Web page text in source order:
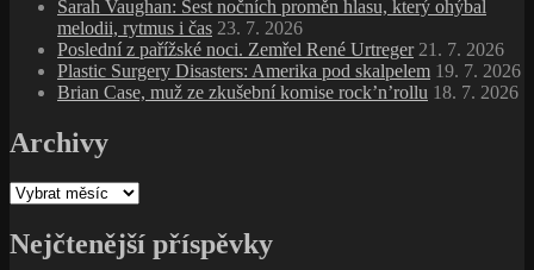
Sarah Vaughan: Šest nočních proměn hlasu, který ohýbal
melodii, rytmus i čas 23. 7. 2026
Poslední z pařížské noci. Zemřel René Urtreger 21. 7. 2026
Plastic Surgery Disasters: Amerika pod skalpelem 19. 7. 2026
Brian Case, muž ze zkušební komise rock’n’rollu 18. 7. 2026
Archivy
Archivy
Nejčtenější příspěvky